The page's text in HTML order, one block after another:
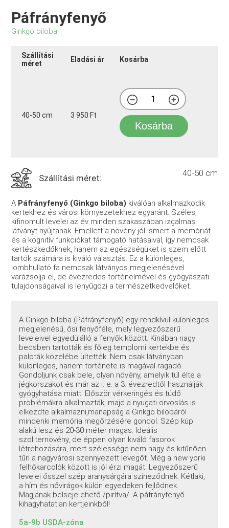
Páfrányfenyő
Ginkgo biloba
Szállítási
méret
Eladási ár Kosárba
40-50 cm 3 950 Ft
Kosárba
Szállítási méret: 40-50 cm
A Páfrányfenyő (Ginkgo biloba) kiválóan alkalmazkodik
kertekhez és városi környezetekhez egyaránt. Széles,
kifinomult levelei az év minden szakaszában izgalmas
látványt nyújtanak. Emellett a növény jól ismert a memóriát
és a kognitív funkciókat támogató hatásaival, így nemcsak
kertészkedőknek, hanem az egészségüket is szem előtt
tartók számára is kiváló választás. Ez a különleges,
lombhullató fa nemcsak látványos megjelenésével
varázsolja el, de évezredes történelmével és gyógyászati
tulajdonságaival is lenyűgözi a természetkedvelőket.
A Ginkgo biloba (Páfrányfenyő) egy rendkívül különleges
megjelenésű, ősi fenyőféle, mely legyezőszerű
leveleivel egyedülálló a fenyők között. Kínában nagy
becsben tartották és főleg templomi kertekbe és
paloták közelébe ültették. Nem csak látványban
különleges, hanem története is magával ragadó.
Gondoljunk csak bele, olyan növény, amelyik túl élte a
jégkorszakot és már az i. e. a 3. évezredtől használják
gyógyhatása miatt. Először vérkeringés és tüdő
problémákra alkalmazták, majd a nyugati orvoslás is
elkezdte alkalmazni,manapság a Ginkgo bilobáról
mindenki memória megőrzésére gondol. Szép kúp
alakú lesz és 20-30 méter magas. Ideális
szoliternövény, de éppen olyan kiváló fasorok
létrehozására, mert szélessége nem nagy és kitűnően
tűri a nagyvárosi szennyezett levegőt. Még a new yorki
felhőkarcolók között is jól érzi magát. Legyezőszerű
levelei ősszel szép aranysárgára színeződnek. Kétlaki,
a hím és nővirágok külön egyedeken fejlődnek.
Magjának belseje ehető /pirítva/. A páfrányfenyő
kihagyhatatlan kertjeinkből!
5a-9b USDA-zóna